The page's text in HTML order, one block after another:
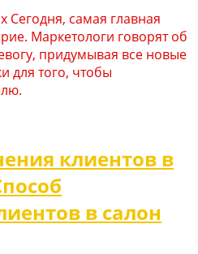
Сегодня, самая главная
Маркетологи говорят об
придумывая все новые
для того, чтобы
клиентов в
в салон